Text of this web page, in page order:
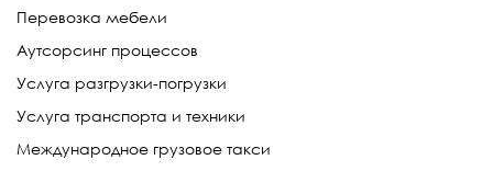
Перевозка мебели
Аутсорсинг процессов
Услуга разгрузки-погрузки
Услуга транспорта и техники
Международное грузовое такси